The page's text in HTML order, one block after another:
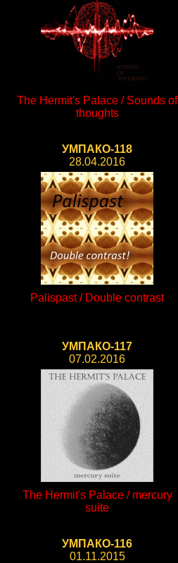
The Hermit's Palace / Sounds of
thoughts
УМПАКО-118
28.04.2016
Palispast / Double contrast
УМПАКО-117
07.02.2016
The Hermit's Palace / mercury
suite
УМПАКО-116
01.11.2015